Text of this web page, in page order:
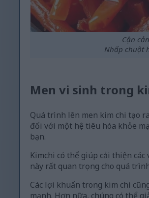
Cận
Nhấp chuột
Men vi sinh trong
Quá trình lên men kim chi tạo
đối với một hệ tiêu hóa khỏe
bạn.
Kimchi có thể giúp cải thiện
này rất quan trọng cho quá
Các lợi khuẩn trong kim chi
mạnh. Hơn nữa, chúng có thể